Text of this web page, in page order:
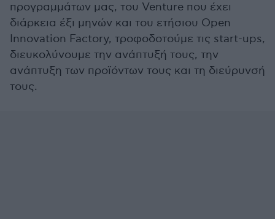
προγραμμάτων μας, του Venture που έχει
διάρκεια έξι μηνών και του ετήσιου Open
Innovation Factory, τροφοδοτούμε τις start-ups,
διευκολύνουμε την ανάπτυξή τους, την
ανάπτυξη των προϊόντων τους και τη διεύρυνσή
τους.